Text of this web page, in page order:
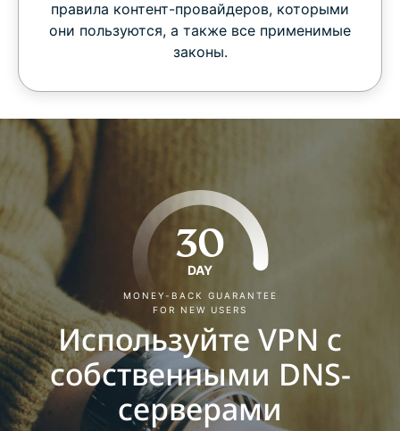
правила контент-провайдеров, которыми
они пользуются, а также все применимые
законы.
30
DAY
MONEY-BACK GUARANTEE
FOR NEW USERS
Используйте VPN с
собственными DNS-
серверами